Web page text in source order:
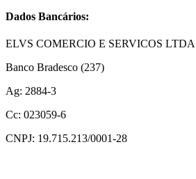
Dados Bancários:
ELVS COMERCIO E SERVICOS LTDA
Banco Bradesco (237)
Ag: 2884-3
Cc: 023059-6
CNPJ: 19.715.213/0001-28